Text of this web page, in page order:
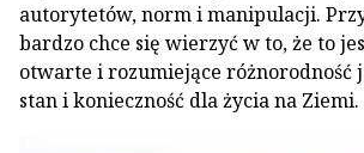
autorytetów, norm i manipulacji.
bardzo chce się wierzyć w to, że to
otwarte i rozumiejące różnorodność
stan i konieczność dla życia na Ziemi.